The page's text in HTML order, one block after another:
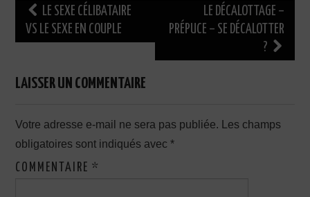
Navigation
des
LE SEXE CÉLIBATAIRE
VS LE SEXE EN COUPLE
LE DÉCALOTTAGE –
PRÉPUCE – SE DÉCALOTTER
?
LAISSER UN COMMENTAIRE
Votre adresse e-mail ne sera pas publiée.
Les champs
obligatoires sont indiqués avec*
COMMENTAIRE*